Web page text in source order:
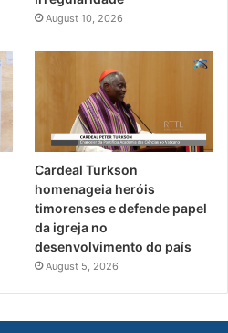
August 10, 2026
Cardeal Turkson
homenageia heróis
timorenses e defende papel
da igreja no
desenvolvimento do país
August 5, 2026